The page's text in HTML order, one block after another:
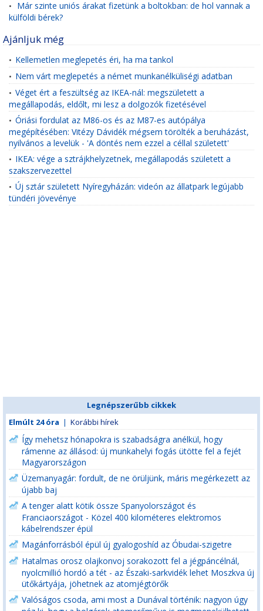
• Már szinte uniós árakat fizetünk a boltokban: de hol vannak a
külföldi bérek?
Ajánljuk még
• Kellemetlen meglepetés éri, ha ma tankol
• Nem várt meglepetés a német munkanélküliségi adatban
• Véget ért a feszültség az IKEA-nál: megszületett a
megállapodás, eldőlt, mi lesz a dolgozók fizetésével
• Óriási fordulat az M86-os és az M87-es autópálya
megépítésében: Vitézy Dávidék mégsem törölték a beruházást,
nyilvános a levelük - 'A döntés nem ezzel a céllal született'
• IKEA: vége a sztrájkhelyzetnek, megállapodás született a
szakszervezettel
• Új sztár született Nyíregyházán: videón az állatpark legújabb
tündéri jövevénye
Legnépszerűbb cikkek
Elmúlt 24 óra | Korábbi hírek
Így mehetsz hónapokra is szabadságra anélkül, hogy
rámenne az állásod: új munkahelyi fogás ütötte fel a fejét
Magyarországon
Üzemanyagár: fordult, de ne örüljünk, máris megérkezett az
újabb baj
A tenger alatt kötik össze Spanyolországot és
Franciaországot - Közel 400 kilométeres elektromos
kábelrendszer épül
Magánforrásból épül új gyalogoshíd az Óbudai-szigetre
Hatalmas orosz olajkonvoj sorakozott fel a jégpáncélnál,
nyolcmillió hordó a tét - az Északi-sarkvidék lehet Moszkva új
ütőkártyája, jöhetnek az atomjégtörők
Valóságos csoda, ami most a Dunával történik: nagyon úgy